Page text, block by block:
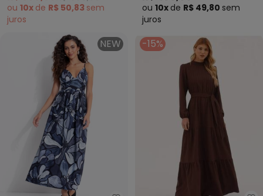
ou 10x de R$ 50,83 sem
juros
(Bege)
ou 10x de R$ 49,80 sem
juros
NEW -15%